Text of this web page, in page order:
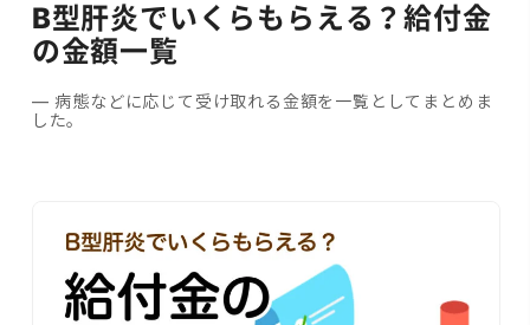
B型肝炎でいくらもらえる？給付金
の金額一覧
病態などに応じて受け取れる金額を一覧としてまとめま
した。